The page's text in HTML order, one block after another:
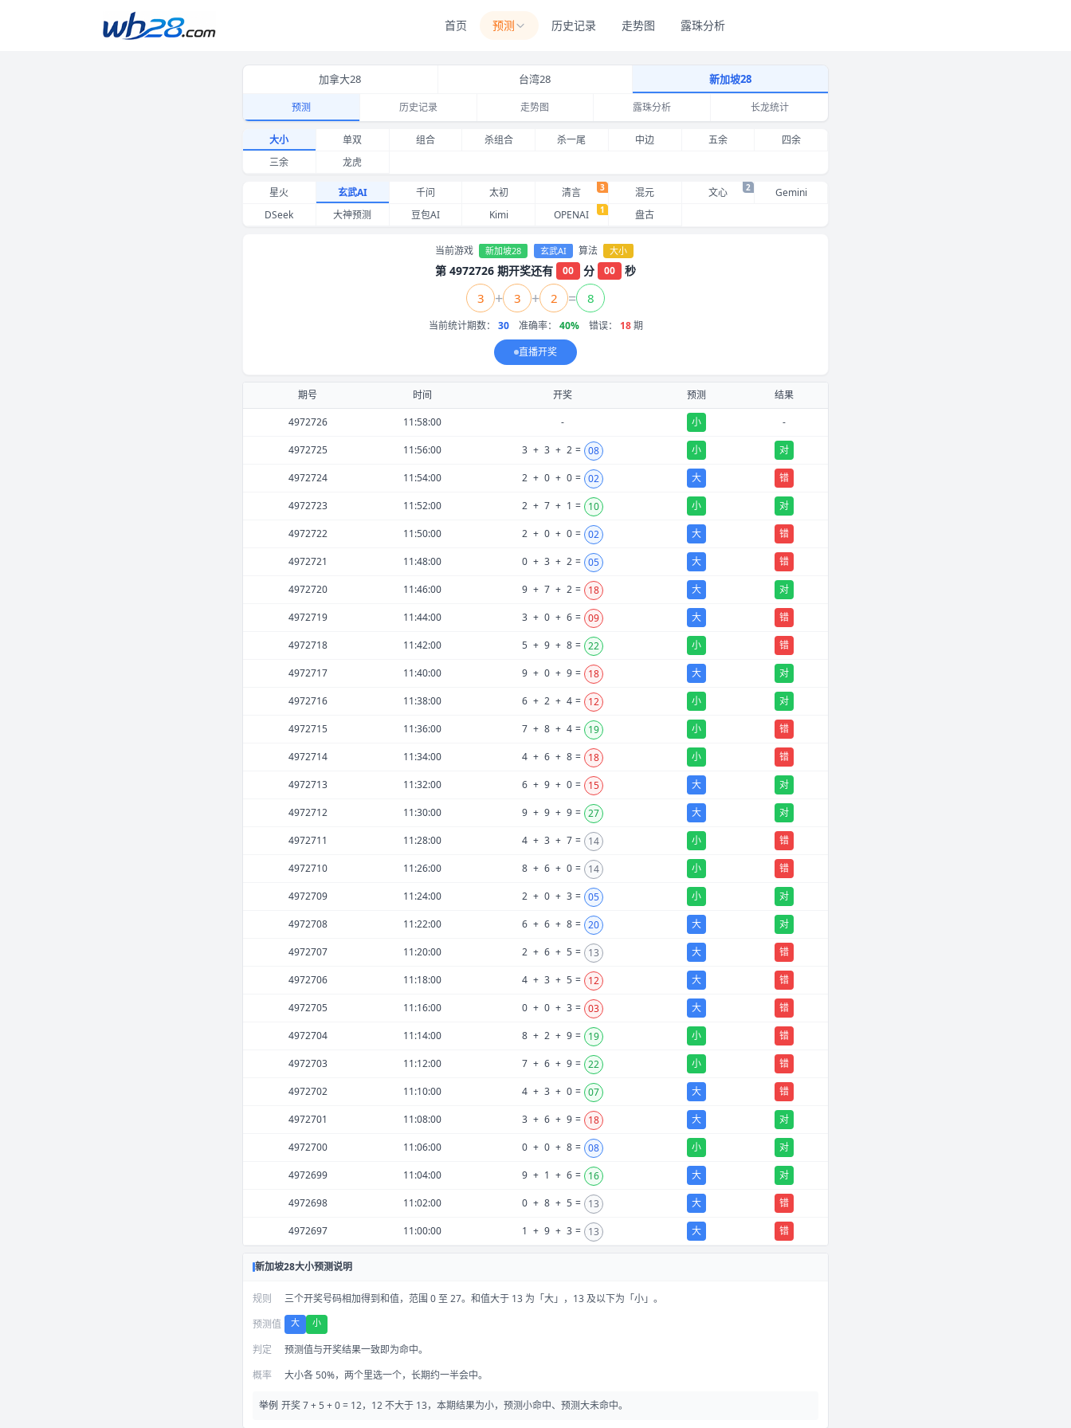
首页 预测 历史记录 走势图 露珠分析
加拿大28 台湾28 新加坡28
预测 历史记录 走势图 露珠分析 长龙统计
新加坡28大小预测 玄武AI 近期命中记录与准确率
大小 单双 组合 杀组合 杀一尾 中边 五余
四余
三余
龙虎
星火 玄武AI 千问 太初 清言 3 混元 文心 2
Gemini
DSeek
大神预测 豆包AI Kimi OPENAI 1 盘古
当前游戏 新加坡28 玄武AI 算法 大小
第 4972726 期开奖还有 00 分 00 秒
3 + 3 + 2 = 8
当前统计期数： 30准确率： 40%错误： 18期
直播开奖
期号 时间 开奖 预测
结果
4972726
11:58:00 - 小 -
4972725 11:56:00 3 + 3 + 2 = 08 小 对
4972724 11:54:00 2 + 0 + 0 = 02 大 错
4972723 11:52:00 2 + 7 + 1 = 10 小 对
4972722 11:50:00 2 + 0 + 0 = 02 大 错
4972721 11:48:00 0 + 3 + 2 = 05 大 错
4972720 11:46:00 9 + 7 + 2 = 18 大 对
4972719 11:44:00 3 + 0 + 6 = 09 大 错
4972718 11:42:00 5 + 9 + 8 = 22 小 错
4972717 11:40:00 9 + 0 + 9 = 18 大 对
4972716 11:38:00 6 + 2 + 4 = 12 小 对
4972715 11:36:00 7 + 8 + 4 = 19 小 错
4972714 11:34:00 4 + 6 + 8 = 18 小 错
4972713 11:32:00 6 + 9 + 0 = 15 大 对
4972712 11:30:00 9 + 9 + 9 = 27 大 对
4972711 11:28:00 4 + 3 + 7 = 14 小 错
4972710 11:26:00 8 + 6 + 0 = 14 小 错
4972709 11:24:00 2 + 0 + 3 = 05 小 对
4972708 11:22:00 6 + 6 + 8 = 20 大 对
4972707 11:20:00 2 + 6 + 5 = 13 大 错
4972706 11:18:00 4 + 3 + 5 = 12 大 错
4972705 11:16:00 0 + 0 + 3 = 03 大 错
4972704 11:14:00 8 + 2 + 9 = 19 小 错
4972703 11:12:00 7 + 6 + 9 = 22 小 错
4972702 11:10:00 4 + 3 + 0 = 07 大 错
4972701 11:08:00 3 + 6 + 9 = 18 大 对
4972700 11:06:00 0 + 0 + 8 = 08 小 对
4972699 11:04:00 9 + 1 + 6 = 16 大 对
4972698 11:02:00 0 + 8 + 5 = 13 大 错
4972697 11:00:00 1 + 9 + 3 = 13 大 错
新加坡28大小预测说明
规则
三个开奖号码相加得到和值，范围 0 至 27。和值大于 13 为「大」，13 及以下为「小」。
预测值
大 小
判定
预测值与开奖结果一致即为命中。
概率
大小各 50%，两个里选一个，长期约一半会中。
举例 开奖 7 + 5 + 0 = 12，12 不大于 13，本期结果为小，预测小命中、预测大未命中。